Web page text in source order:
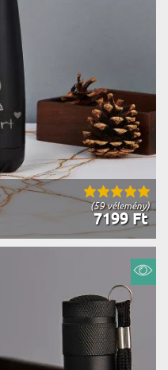
(59 vélemény)
7199 Ft